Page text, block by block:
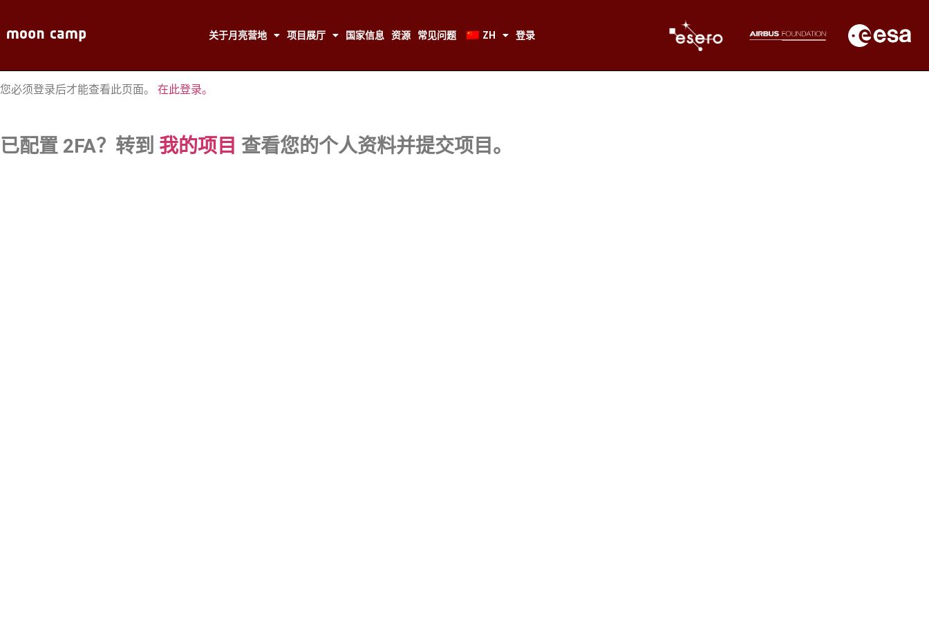
关于月亮营地 项目展厅 国家信息 资源 常见问题 ZH 登录
您必须登录后才能查看此页面。 在此登录。
已配置 2FA？转到 我的项目 查看您的个人资料并提交项目。